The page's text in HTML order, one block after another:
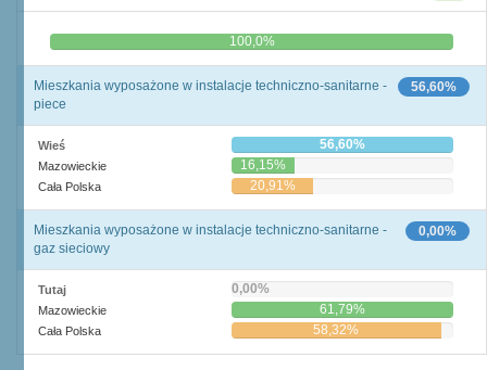
0,0% 100,0%
56,60%
Mieszkania wyposażone w instalacje techniczno-sanitarne -
piece
Wieś 56,60%
Mazowieckie 16,15%
Cała Polska 20,91%
0,00%
Mieszkania wyposażone w instalacje techniczno-sanitarne -
gaz sieciowy
Tutaj 0,00%
Mazowieckie 61,79%
Cała Polska 58,32%